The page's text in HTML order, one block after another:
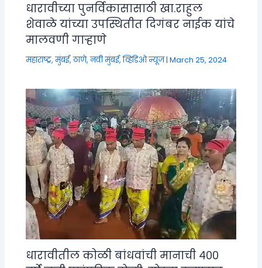
धारावीच्या पुनर्विकासासाठी खा.राहुल
शेवाळे यांच्या उपस्थितीत दिगंबर नाईक यांचे
मालवणी गाऱ्हाणे
महाराष्ट्र,मुंबई, ठाणे, नवी मुंबई,व्हिडिओ न्यूज|March 25, 2024
धारावीतील कोळी बांधवांची मानाची ४००